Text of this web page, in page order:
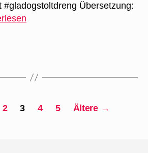
‪#‎gladogstoltdreng‬ Übersetzung:
2 3 4 5 Ältere →